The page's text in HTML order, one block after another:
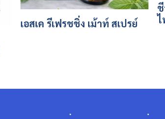
เอสเค รีเฟรชชิ่ง เม้าท์ สเปรย์
. .